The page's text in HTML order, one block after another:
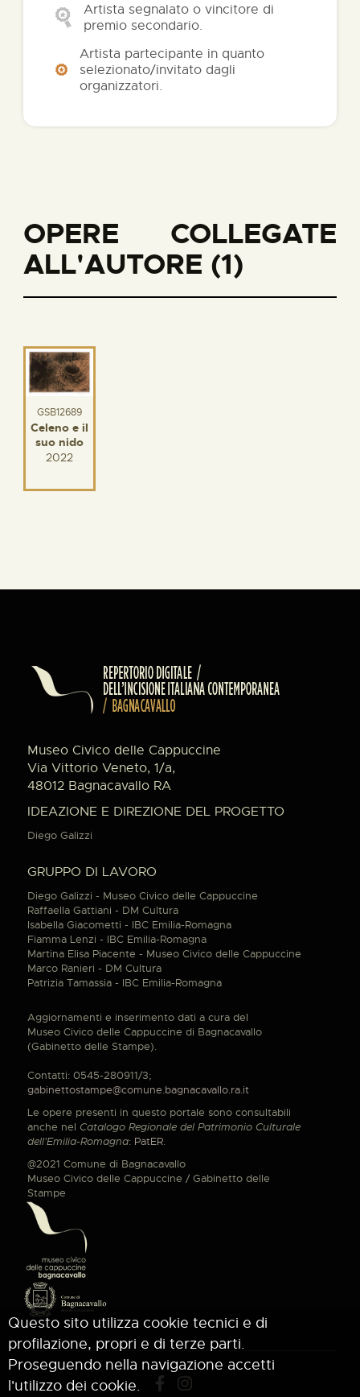
Artista segnalato o vincitore di
premio secondario.
Artista partecipante in quanto
selezionato/invitato dagli
organizzatori.
OPERE COLLEGATE
ALL'AUTORE (1)
GSB12689
Celeno e il
suo nido
2022
Museo Civico delle Cappuccine
Via Vittorio Veneto, 1/a,
48012 Bagnacavallo RA
IDEAZIONE E DIREZIONE DEL PROGETTO
Diego Galizzi
GRUPPO DI LAVORO
Diego Galizzi - Museo Civico delle Cappuccine
Raffaella Gattiani - DM Cultura
Isabella Giacometti - IBC Emilia-Romagna
Fiamma Lenzi - IBC Emilia-Romagna
Martina Elisa Piacente - Museo Civico delle Cappuccine
Marco Ranieri - DM Cultura
Patrizia Tamassia - IBC Emilia-Romagna
Aggiornamenti e inserimento dati a cura del
Museo Civico delle Cappuccine di Bagnacavallo
(Gabinetto delle Stampe).
Contatti: 0545-280911/3;
gabinettostampe@comune.bagnacavallo.ra.it
Le opere presenti in questo portale sono consultabili
anche nel Catalogo Regionale del Patrimonio Culturale
dell'Emilia-Romagna: PatER.
@2021 Comune di Bagnacavallo
Museo Civico delle Cappuccine / Gabinetto delle
Stampe
Questo sito utilizza cookie tecnici e di
profilazione, propri e di terze parti.
Proseguendo nella navigazione accetti
l'utilizzo dei cookie.